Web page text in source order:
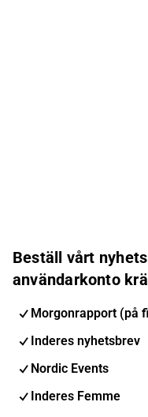
Beställ vårt
användarkonto
Morgonrapport (på
Inderes nyhetsbrev
Nordic Events
Inderes Femme